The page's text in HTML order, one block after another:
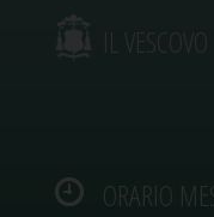
IL VESCOVO
ORARIO